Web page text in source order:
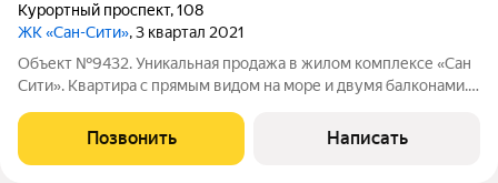
Курортный проспект,108
ЖК «Сан-Сити», 3 квартал 2021
Объект №9432. Уникальная продажа в жилом комплексе «Сан
Сити». Квартира с прямым видом на море и двумя балконами.
Encore Fitness с 25-метровым бассейном, термальным
комплексом и спа. -
Позвонить Написать